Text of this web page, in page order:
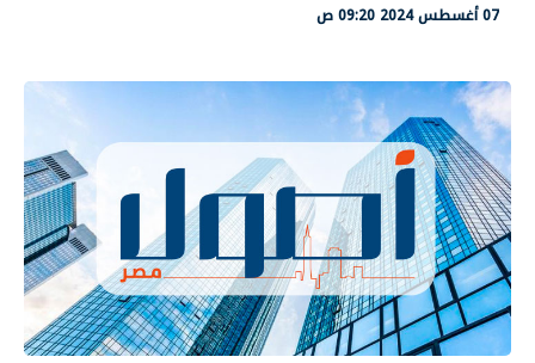
07 أغسطس 2024 09:20 ص